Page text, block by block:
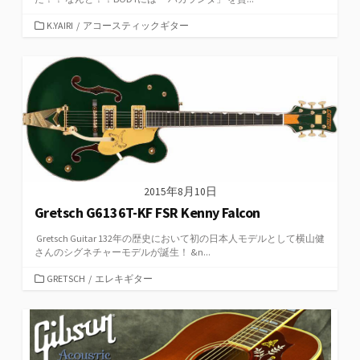
カ
リ
K.YAIRI / アコースティックギター
2015年8月10日
Gretsch G6136T-KF FSR Kenny Falcon
Gretsch Guitar 132年の歴史において初の日本人モデルとして横山健
さんのシグネチャーモデルが誕生！ &n...
カ
ゴ
リ
ー
GRETSCH / エレキギター